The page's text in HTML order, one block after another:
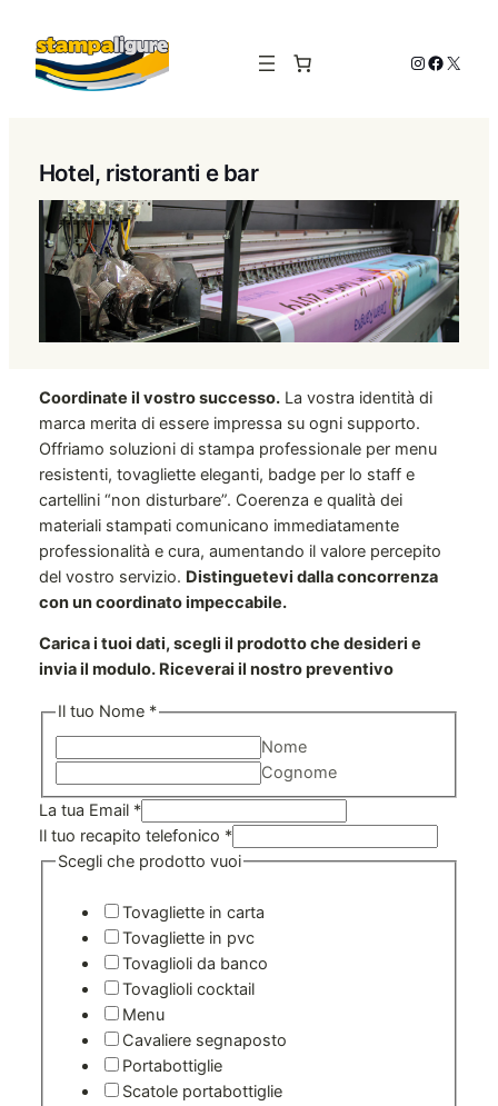
contenuto
Instagram
X
Hotel, ristoranti e bar
Coordinate il vostro successo.La vostra identità di
marca merita di essere impressa su ogni supporto.
Offriamo soluzioni di stampa professionale per menu
resistenti, tovagliette eleganti, badge per lo staff e
cartellini “non disturbare”. Coerenza e qualità dei
materiali stampati comunicano immediatamente
professionalità e cura, aumentando il valore percepito
del vostro servizio. Distinguetevi dalla concorrenza
con un coordinato impeccabile.
Carica i tuoi dati, scegli il prodotto che desideri e
invia il modulo. Riceverai il nostro preventivo
Il tuo Nome *
Nome
Cognome
La tua Email *
Scegli
ne
Il tuo recapito telefonico *
Scegli che prodotto vuoi
Tovagliette in carta
Tovagliette in pvc
Tovaglioli da banco
Tovaglioli cocktail
Menu
Cavaliere segnaposto
Portabottiglie
Scatole portabottiglie